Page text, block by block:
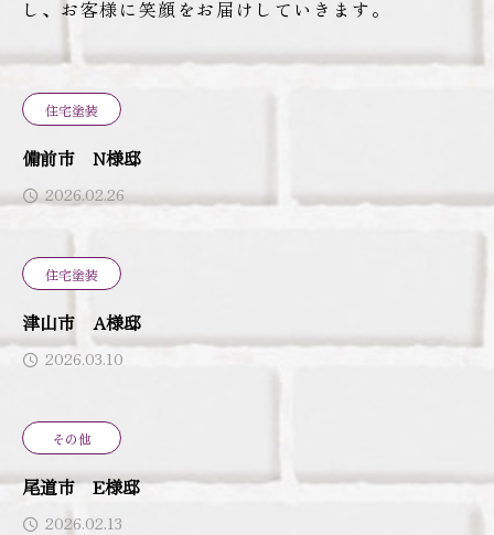
し、お客様に笑顔をお届けしていきます。
住宅塗装
備前市 N様邸
2026.02.26
住宅塗装
津山市 A様邸
2026.03.10
その他
尾道市 E様邸
2026.02.13